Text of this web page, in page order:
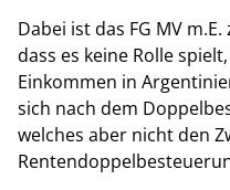
Dabei ist das FG MV
dass es keine Rolle
Einkommen in
sich nach dem
welches aber nicht den